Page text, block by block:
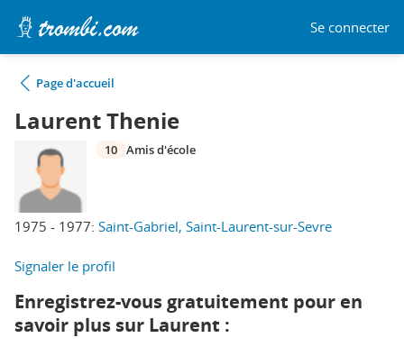
Se connecter
Page d'accueil
Laurent Thenie
1975 - 1977: Saint-Gabriel, Saint-Laurent-sur-Sevre
10 Amis d'école
Signaler le profil
Enregistrez-vous gratuitement pour en
savoir plus sur Laurent :